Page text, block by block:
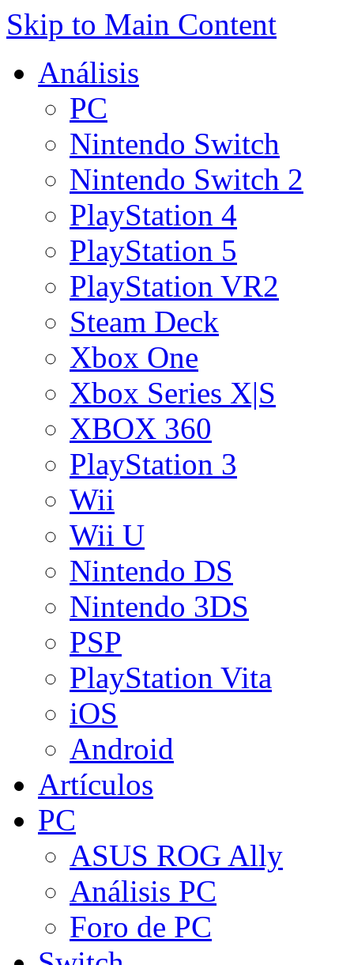
Skip to Main Content
Análisis
PC
Nintendo Switch
Nintendo Switch 2
PlayStation 4
PlayStation 5
PlayStation VR2
Steam Deck
Xbox One
Xbox Series X|S
XBOX 360
PlayStation 3
Wii
Wii U
Nintendo DS
Nintendo 3DS
PSP
PlayStation Vita
iOS
Android
Artículos
PC
ASUS ROG Ally
Análisis PC
Foro de PC